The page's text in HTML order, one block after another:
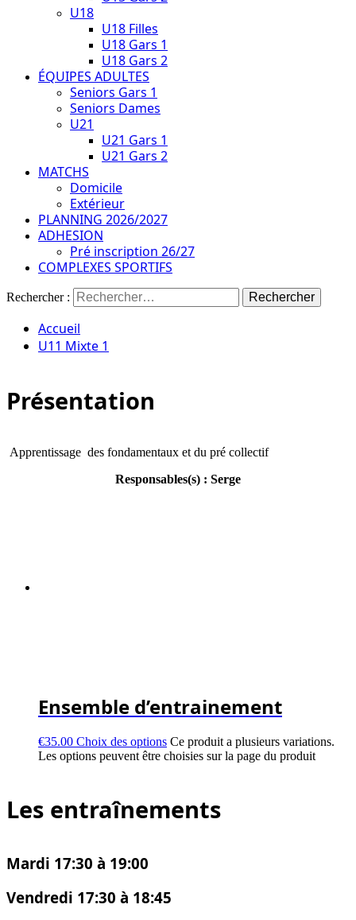
U18
U18 Filles
U18 Gars 1
U18 Gars 2
ÉQUIPES ADULTES
Seniors Gars 1
Seniors Dames
U21
U21 Gars 1
U21 Gars 2
MATCHS
Domicile
Extérieur
PLANNING 2026/2027
ADHESION
Pré inscription 26/27
COMPLEXES SPORTIFS
Rechercher :
Accueil
U11 Mixte 1
Présentation
Apprentissage des fondamentaux et du pré collectif
Responsables(s) : Serge
Ensemble d’entrainement
€35.00 Choix des options Ce produit a plusieurs variations.
Les options peuvent être choisies sur la page du produit
Les entraînements
Mardi 17:30 à 19:00
Vendredi 17:30 à 18:45